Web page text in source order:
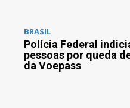
BRASIL
Polícia Federal
pessoas por queda
da Voepass